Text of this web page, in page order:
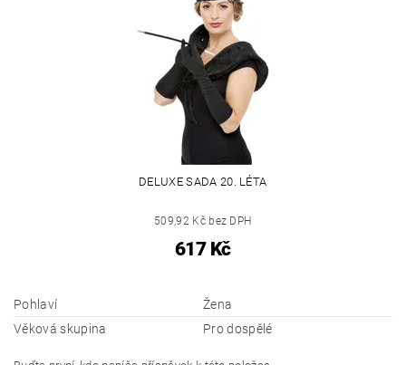
DELUXE SADA 20. LÉTA
509,92 Kč bez DPH
617 Kč
Pohlaví
Žena
Věková skupina
Pro dospělé